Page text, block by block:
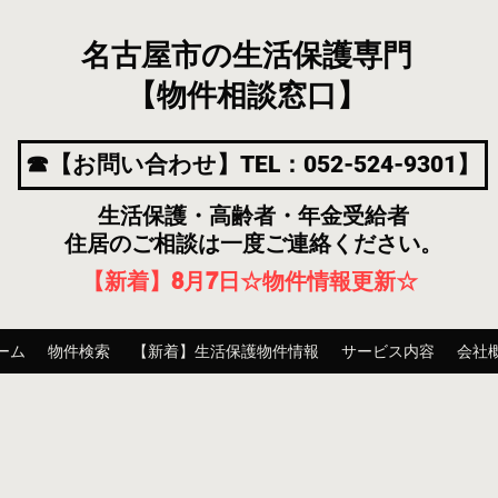
名古屋市の生活保護専門
【物件相談窓口】
☎【お問い合わせ】TEL：052-524-9301】
生活保護・高齢者・年金受給者
住居のご相談は一度ご連絡ください。
【新着】8月7日 ☆物件情報更新☆
ム 物件検索 【新着】生活保護物件情報 サービス内容 会社